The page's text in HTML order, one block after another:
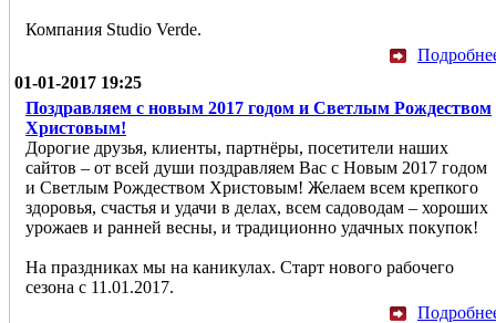
Компания Studio Verde.
01-01-2017 19:25
Поздравляем с новым 2017 годом и Светлым Рождеством
Христовым!
Дорогие друзья, клиенты, партнёры, посетители наших
сайтов – от всей души поздравляем Вас с Новым 2017 годом
и Светлым Рождеством Христовым! Желаем всем крепкого
здоровья, счастья и удачи в делах, всем садоводам – хороших
урожаев и ранней весны, и традиционно удачных покупок!
На праздниках мы на каникулах. Старт нового рабочего
сезона с 11.01.2017.